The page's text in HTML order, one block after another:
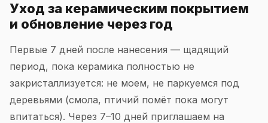
Уход за керамическим покрытием
и обновление через год
Первые 7 дней после нанесения — щадящий
период, пока керамика полностью не
закристаллизуется: не моем, не паркуемся под
деревьями (смола, птичий помёт пока могут
впитаться). Через 7–10 дней приглашаем на